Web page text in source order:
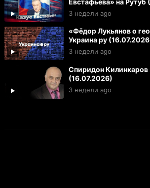
3 недели ago
«Фёдор Лукьянов о
Украина ру
3 недели ago
Спиридон Килинкаров
(16.07.2026)
3 недели ago